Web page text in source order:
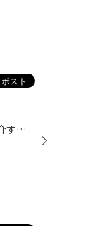
皆さまこんにちは、仙台市の長町エリアにありますタイヤ館286です！ 本日ご紹介するのは、 マツダ デミオの夏タイヤ新品交換です！ タイヤを縁石にぶつけてしまい、 キズができ、修理不可のため新品に交換となりました。 さらに年数の経っているタイヤだった為、 1本ではなく、4本まとめて交換とな...